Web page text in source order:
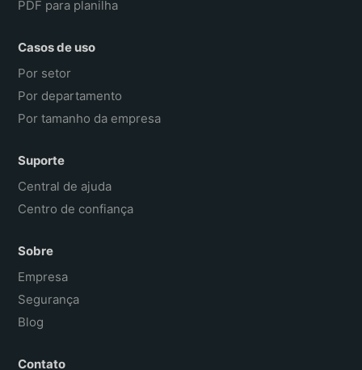
PDF para planilha
Casos de uso
Por setor
Por departamento
Por tamanho da empresa
Suporte
Central de ajuda
Centro de confiança
Sobre
Empresa
Segurança
Blog
Contato